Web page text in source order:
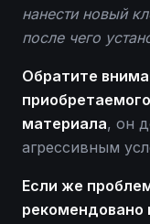
нанести новый
после чего
Обратите
материала, он
агрессивным
Если же
рекомендовано